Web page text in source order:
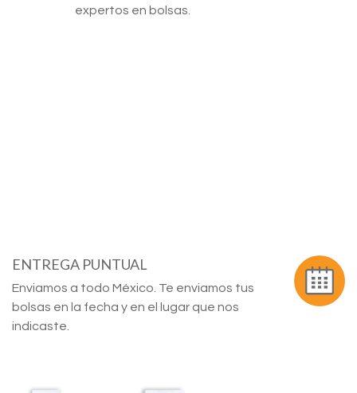
expertos en bolsas.
ENTREGA PUNTUAL
Enviamos a todo México. Te enviamos tus
bolsas en la fecha y en el lugar que nos
indicaste.